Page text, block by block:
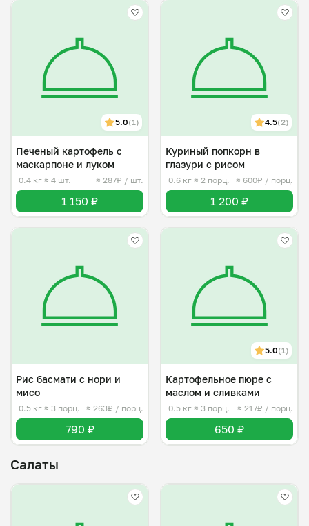
5.0(1)
Печеный картофель с
маскарпоне и луком
0.4 кг ≈ 4 шт. ≈ 287₽ / шт.
1 150 ₽
4.5(2)
Куриный попкорн в
глазури с рисом
0.6 кг ≈ 2 порц. ≈ 600₽ / порц.
1 200 ₽
Рис басмати с нори и
мисо
0.5 кг ≈ 3 порц. ≈ 263₽ / порц.
790 ₽
5.0(1)
Картофельное пюре с
маслом и сливками
0.5 кг ≈ 3 порц. ≈ 217₽ / порц.
650 ₽
Салаты